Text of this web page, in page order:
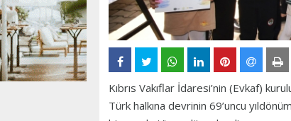
Kıbrıs Vakıflar İdaresi’nin (Evkaf)
Türk halkına devrinin 69’uncu